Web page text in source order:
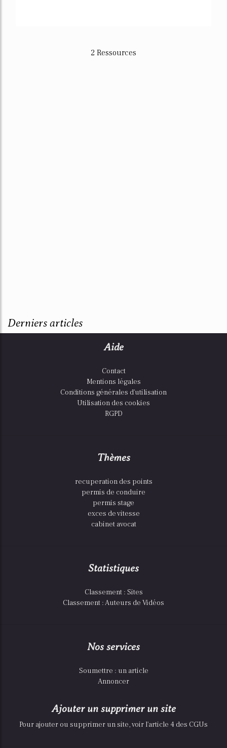
2 Ressources
Derniers articles
Aide
Contact
Mentions légales
Conditions générales d'utilisation
Utilisation des cookies
RGPD
Thèmes
recuperation des points
permis de conduire
permis stage
exces de vitesse
cabinet avocat
Statistiques
Classement : Sites
Classement : Auteurs de Vidéos
Nos services
Soumettre : un article
Annoncer
Ajouter un supprimer un site
Pour ajouter ou supprimer un site, voir l'article 4 des CGUs